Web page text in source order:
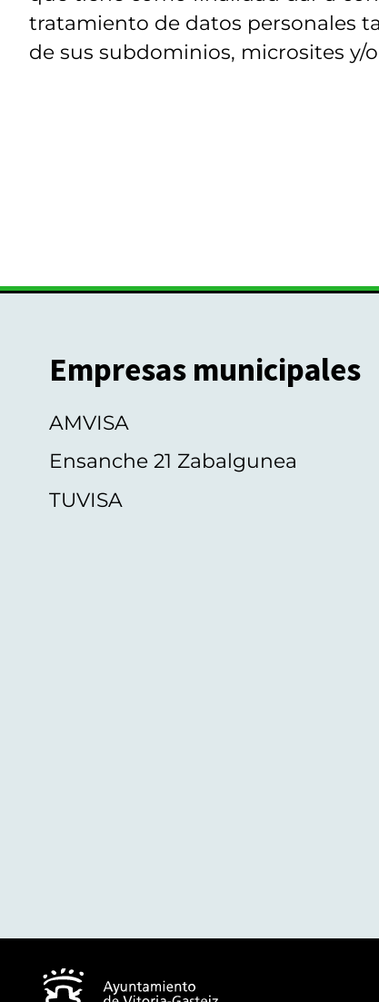
tratamiento de datos personales
de sus subdominios, microsites y/
Empresas municipales
AMVISA
Ensanche 21 Zabalgunea
TUVISA